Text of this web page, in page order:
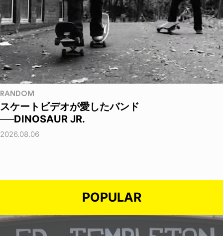
RANDOM
スケートビデオが愛したバンド
──DINOSAUR JR.
2026.08.06
POPULAR